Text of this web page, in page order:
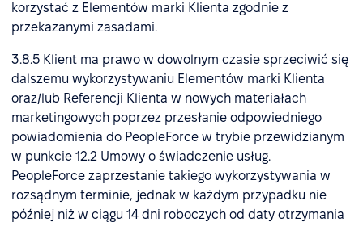
korzystać z Elementów marki Klienta zgodnie z
przekazanymi zasadami.
3.8.5 Klient ma prawo w dowolnym czasie sprzeciwić się
dalszemu wykorzystywaniu Elementów marki Klienta
oraz/lub Referencji Klienta w nowych materiałach
marketingowych poprzez przesłanie odpowiedniego
powiadomienia do PeopleForce w trybie przewidzianym
w punkcie 12.2 Umowy o świadczenie usług.
PeopleForce zaprzestanie takiego wykorzystywania w
rozsądnym terminie, jednak w każdym przypadku nie
później niż w ciągu 14 dni roboczych od daty otrzymania